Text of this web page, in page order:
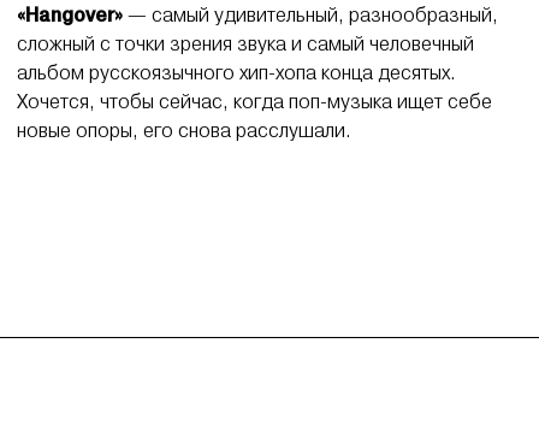
«Hangover» — самый удивительный, разнообразный,
сложный с точки зрения звука и самый человечный
альбом русскоязычного хип-хопа конца десятых.
Хочется, чтобы сейчас, когда поп-музыка ищет себе
новые опоры, его снова расслушали.